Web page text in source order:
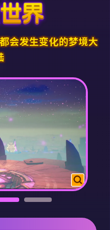
会发生变化的梦境大